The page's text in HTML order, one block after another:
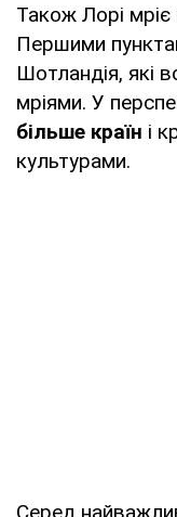
Також Лорі
Першими
Шотландія, які
мріями. У
більше країн і
культурами.
Серед